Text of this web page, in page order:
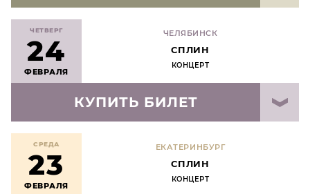
ЧЕТВЕРГ
24
ФЕВРАЛЯ
ЧЕЛЯБИНСК
СПЛИН
КОНЦЕРТ
КУПИТЬ БИЛЕТ
СРЕДА
23
ФЕВРАЛЯ
ЕКАТЕРИНБУРГ
СПЛИН
КОНЦЕРТ